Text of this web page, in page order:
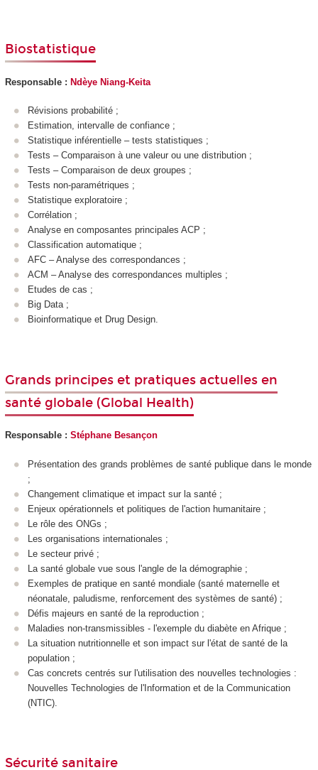
Biostatistique
Responsable : Ndèye Niang-Keita
Révisions probabilité ;
Estimation, intervalle de confiance ;
Statistique inférentielle – tests statistiques ;
Tests – Comparaison à une valeur ou une distribution ;
Tests – Comparaison de deux groupes ;
Tests non-paramétriques ;
Statistique exploratoire ;
Corrélation ;
Analyse en composantes principales ACP ;
Classification automatique ;
AFC – Analyse des correspondances ;
ACM – Analyse des correspondances multiples ;
Etudes de cas ;
Big Data ;
Bioinformatique et Drug Design.
Grands principes et pratiques actuelles en
santé globale (Global Health)
Responsable : Stéphane Besançon
Présentation des grands problèmes de santé publique dans le monde
;
Changement climatique et impact sur la santé ;
Enjeux opérationnels et politiques de l'action humanitaire ;
Le rôle des ONGs ;
Les organisations internationales ;
Le secteur privé ;
La santé globale vue sous l'angle de la démographie ;
Exemples de pratique en santé mondiale (santé maternelle et
néonatale, paludisme, renforcement des systèmes de santé) ;
Défis majeurs en santé de la reproduction ;
Maladies non-transmissibles - l'exemple du diabète en Afrique ;
La situation nutritionnelle et son impact sur l'état de santé de la
population ;
Cas concrets centrés sur l'utilisation des nouvelles technologies :
Nouvelles Technologies de l'Information et de la Communication
(NTIC).
Sécurité sanitaire